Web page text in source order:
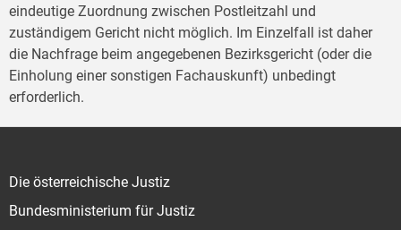
eindeutige Zuordnung zwischen Postleitzahl und
zuständigem Gericht nicht möglich. Im Einzelfall ist daher
die Nachfrage beim angegebenen Bezirksgericht (oder die
Einholung einer sonstigen Fachauskunft) unbedingt
erforderlich.
Die österreichische Justiz
Bundesministerium für Justiz